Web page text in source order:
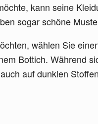
kann seine
sogar schöne
wählen Sie
Bottich. Während
auf dunklen